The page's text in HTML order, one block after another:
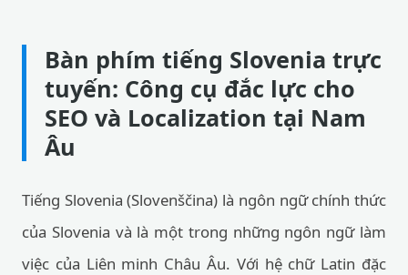
Bàn phím tiếng Slovenia trực
tuyến: Công cụ đắc lực cho
SEO và Localization tại Nam
Âu
Tiếng Slovenia (Slovenščina) là ngôn ngữ chính thức
của Slovenia và là một trong những ngôn ngữ làm
việc của Liên minh Châu Âu. Với hệ chữ Latin đặc